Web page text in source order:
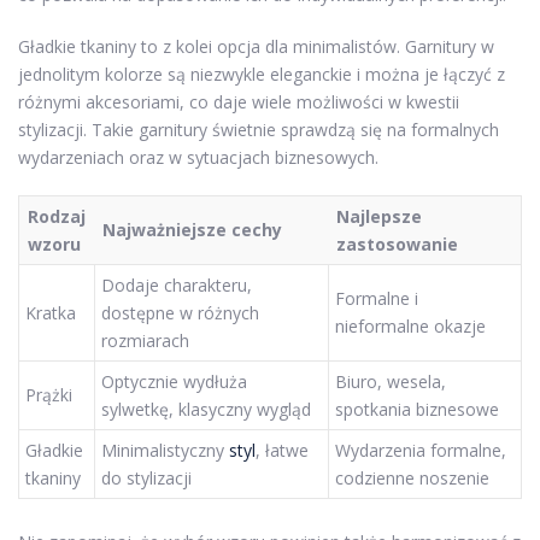
Gładkie tkaniny to z kolei opcja dla minimalistów. Garnitury w
jednolitym kolorze są niezwykle eleganckie i można je łączyć z
różnymi akcesoriami, co daje wiele możliwości w kwestii
stylizacji. Takie garnitury świetnie sprawdzą się na formalnych
wydarzeniach oraz w sytuacjach biznesowych.
Rodzaj
wzoru
Najważniejsze cechy
Najlepsze
zastosowanie
Kratka
Dodaje charakteru,
dostępne w różnych
rozmiarach
Formalne i
nieformalne okazje
Prążki
Optycznie wydłuża
sylwetkę, klasyczny wygląd
Biuro, wesela,
spotkania biznesowe
Gładkie
tkaniny
Minimalistyczny styl, łatwe
do stylizacji
Wydarzenia formalne,
codzienne noszenie